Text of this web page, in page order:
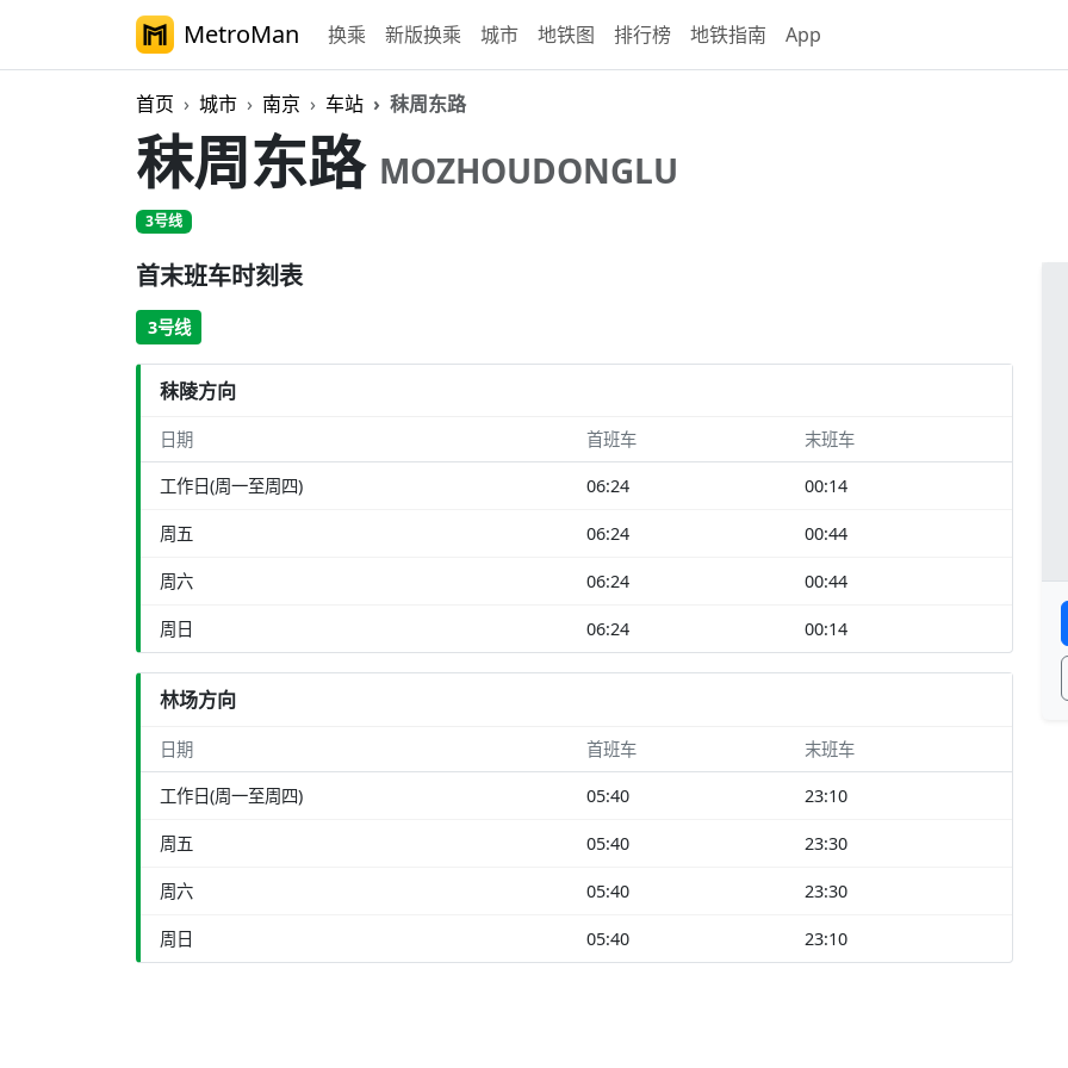
MetroMan 换乘 新版换乘 城市 地铁图 排行榜 地铁指南 App
首页 城市 南京 车站 秣周东路
秣周东路 MOZHOUDONGLU
3号线
首末班车时刻表
3号线
秣陵方向
日期 首班车 末班车
工作日(周一至周四) 06:24 00:14
周五 06:24 00:44
周六 06:24 00:44
周日 06:24 00:14
林场方向
日期 首班车 末班车
工作日(周一至周四) 05:40 23:10
周五 05:40 23:30
周六 05:40 23:30
周日 05:40 23:10